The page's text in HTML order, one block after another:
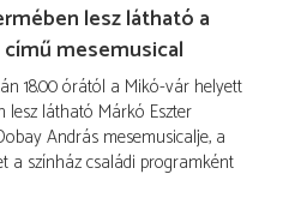
lesz látható a
mesemusical
18.00 órától a Mikó-vár helyett
lesz látható Márkó Eszter
András mesemusicalje, a
a színház családi programként